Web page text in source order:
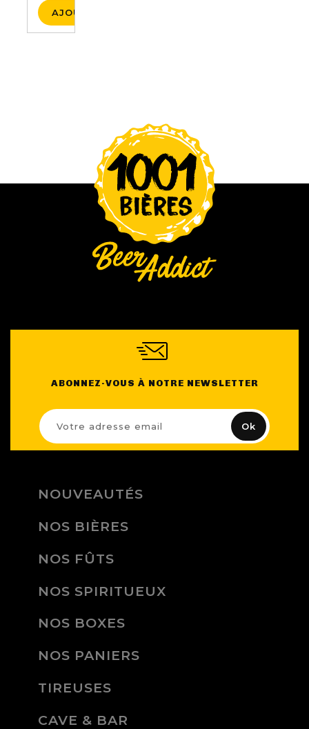
AJOUTER AU PANIER
ABONNEZ-VOUS À NOTRE NEWSLETTER
NOUVEAUTÉS
NOS BIÈRES
NOS FÛTS
NOS SPIRITUEUX
NOS BOXES
NOS PANIERS
TIREUSES
CAVE & BAR